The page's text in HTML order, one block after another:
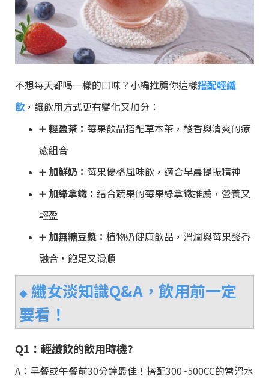
不想每天都喝一樣的口味？小編推薦你這樣搭配輕纖
飲 ，讓飲用方式更有變化又加分：
➕輕盈茶： 莓果飲品搭配草本茶，酸香與清爽的療
癒組合
➕ 加鮮奶： 莓果優格風味飲，適合早晨提振精神
➕ 加綠拿鐵： 結合蔬果的莓果綠拿鐵推薦，營養又
輕盈
➕ 加無糖豆漿： 植物奶健康飲品，溫潤與莓果酸香
融合，飽足又滑順
◆纖女淡知識Q&A，飲用前一定
要看！
Q1：輕纖飲的飲用時機?
A：早餐或午餐前30分鐘最佳！搭配300~500CC的常溫水